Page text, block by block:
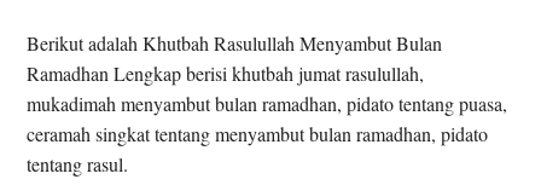
Berikut adalah Khutbah Rasulullah Menyambut Bulan
Ramadhan Lengkap berisi khutbah jumat rasulullah,
mukadimah menyambut bulan ramadhan, pidato tentang puasa,
ceramah singkat tentang menyambut bulan ramadhan, pidato
tentang rasul.